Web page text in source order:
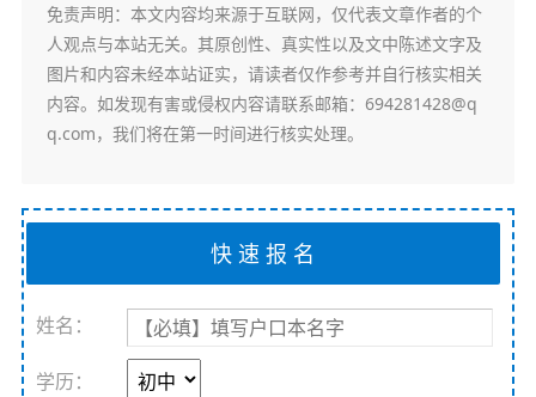
免责声明：本文内容均来源于互联网，仅代表文章作者的个
人观点与本站无关。其原创性、真实性以及文中陈述文字及
图片和内容未经本站证实，请读者仅作参考并自行核实相关
内容。如发现有害或侵权内容请联系邮箱：694281428@q
q.com，我们将在第一时间进行核实处理。
姓名：
学历：